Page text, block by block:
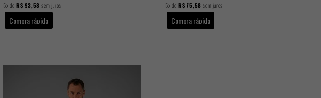
5xde R$ 93,58 sem juros
Compra rápida
5xde R$ 75,58 sem juros
Compra rápida